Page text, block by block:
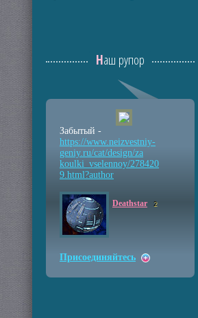
Наш рупор
Забытый -
https://www.neizvestniy-
geniy.ru/cat/design/za
koulki_vselennoy/278420
9.html?author
Deathstar 2
Присоединяйтесь